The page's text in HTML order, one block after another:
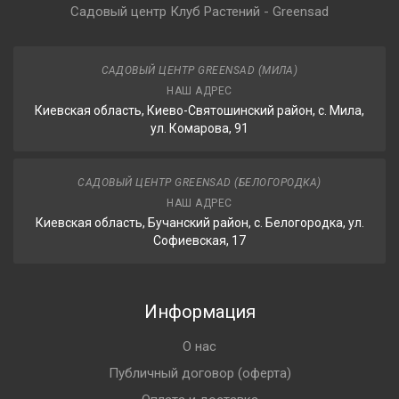
Садовый центр Клуб Растений - Greensad
САДОВЫЙ ЦЕНТР GREENSAD (МИЛА)
НАШ АДРЕС
Киевская область, Киево-Святошинский район, с. Мила,
ул. Комарова, 91
САДОВЫЙ ЦЕНТР GREENSAD (БЕЛОГОРОДКА)
НАШ АДРЕС
Киевская область, Бучанский район, с. Белогородка, ул.
Софиевская, 17
Информация
О нас
Публичный договор (оферта)